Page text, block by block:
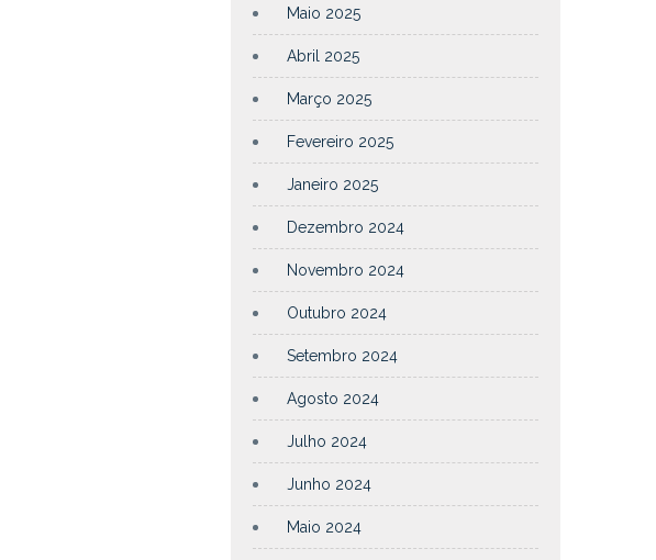
Maio 2025
Abril 2025
Março 2025
Fevereiro 2025
Janeiro 2025
Dezembro 2024
Novembro 2024
Outubro 2024
Setembro 2024
Agosto 2024
Julho 2024
Junho 2024
Maio 2024